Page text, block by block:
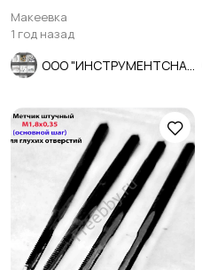
ГОСТ 7740-71, сделано в
СССР
Макеевка
1 год назад